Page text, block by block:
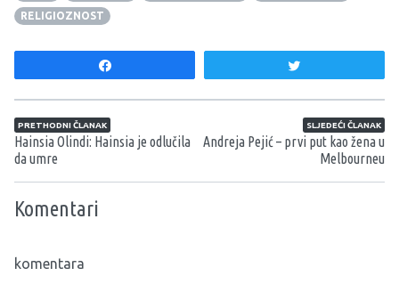
RELIGIOZNOST
Navigacija članaka
PRETHODNI ČLANAK
Hainsia Olindi: Hainsia je odlučila
da umre
SLJEDEĆI ČLANAK
Andreja Pejić – prvi put kao žena u
Melbourneu
Komentari
komentara